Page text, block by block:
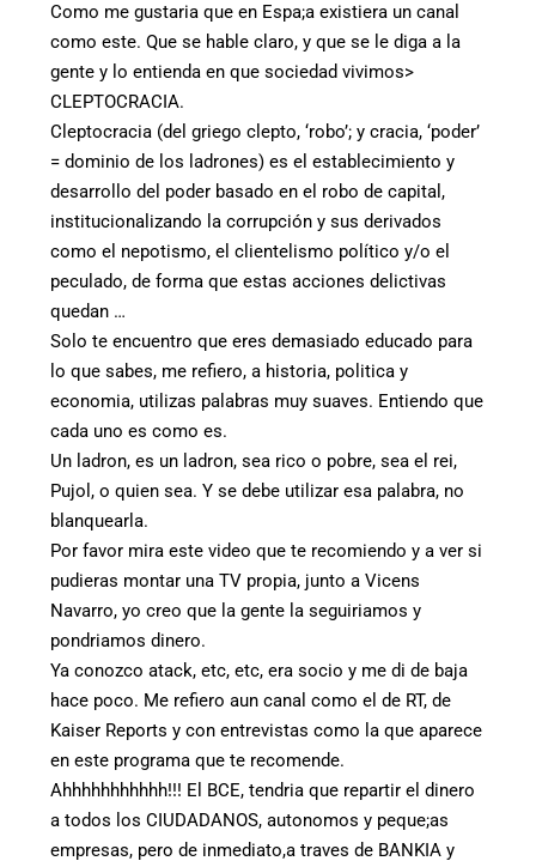
Como me gustaria que en Espa;a existiera un canal
como este. Que se hable claro, y que se le diga a la
gente y lo entienda en que sociedad vivimos>
CLEPTOCRACIA.
Cleptocracia (del griego clepto, ‘robo’; y cracia, ‘poder’
= dominio de los ladrones) es el establecimiento y
desarrollo del poder basado en el robo de capital,
institucionalizando la corrupción y sus derivados
como el nepotismo, el clientelismo político y/o el
peculado, de forma que estas acciones delictivas
quedan …
Solo te encuentro que eres demasiado educado para
lo que sabes, me refiero, a historia, politica y
economia, utilizas palabras muy suaves. Entiendo que
cada uno es como es.
Un ladron, es un ladron, sea rico o pobre, sea el rei,
Pujol, o quien sea. Y se debe utilizar esa palabra, no
blanquearla.
Por favor mira este video que te recomiendo y a ver si
pudieras montar una TV propia, junto a Vicens
Navarro, yo creo que la gente la seguiriamos y
pondriamos dinero.
Ya conozco atack, etc, etc, era socio y me di de baja
hace poco. Me refiero aun canal como el de RT, de
Kaiser Reports y con entrevistas como la que aparece
en este programa que te recomende.
Ahhhhhhhhhhh!!! El BCE, tendria que repartir el dinero
a todos los CIUDADANOS, autonomos y peque;as
empresas, pero de inmediato,a traves de BANKIA y